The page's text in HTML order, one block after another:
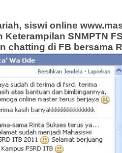
siswi online
SNMPTN
chatting di FB bersama